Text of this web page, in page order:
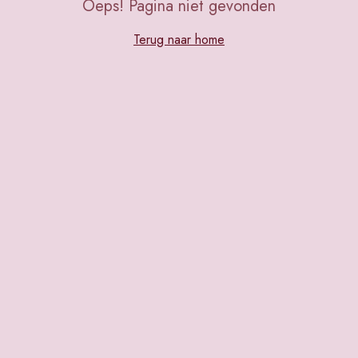
Oeps! Pagina niet gevonden
Terug naar home